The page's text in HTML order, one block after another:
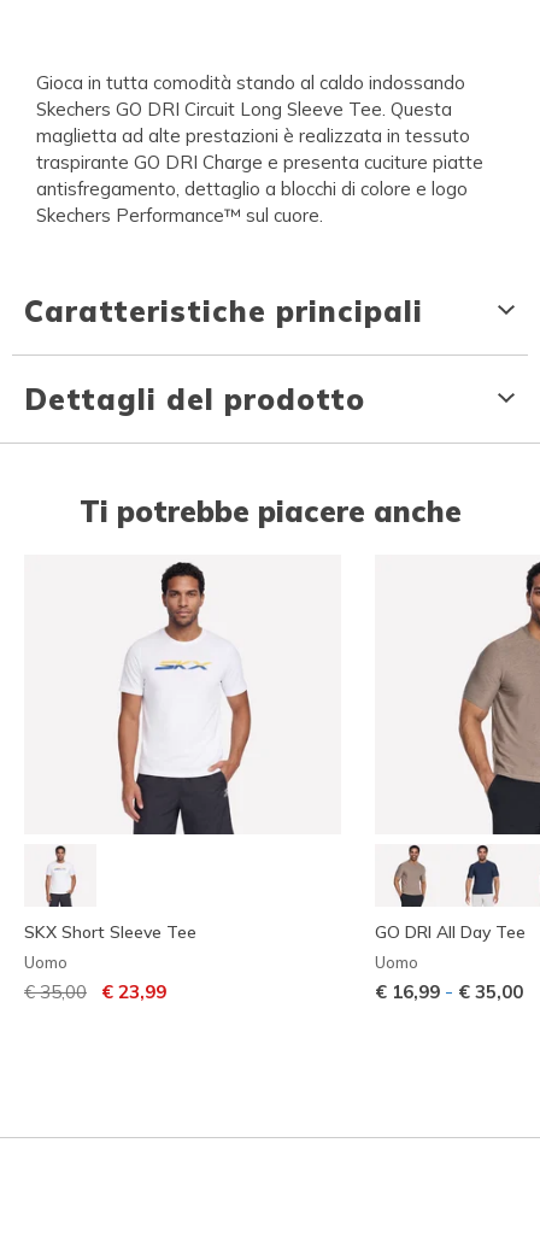
Gioca in tutta comodità stando al caldo indossando
Skechers GO DRI Circuit Long Sleeve Tee. Questa
maglietta ad alte prestazioni è realizzata in tessuto
traspirante GO DRI Charge e presenta cuciture piatte
antisfregamento, dettaglio a blocchi di colore e logo
Skechers Performance™ sul cuore.
Caratteristiche principali
Dettagli del prodotto
Ti potrebbe piacere anche
SKX Short Sleeve Tee
Uomo
Prezzo ridotto da
€ 35,00 per
€ 23,99
GO DRI All Day Tee
Uomo
€ 16,99 - € 35,00